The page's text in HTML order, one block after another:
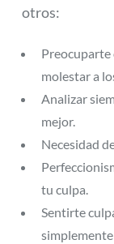
otros:
molestar a
Analizar
mejor.
Necesidad
tu culpa.
Sentirte